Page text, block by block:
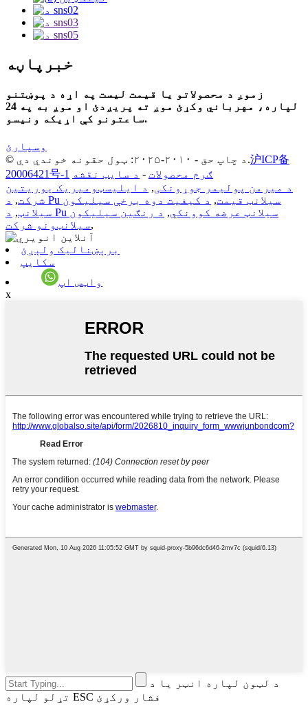
خبرپاڼه
زموږ د محصولاتو یا قیمت لیست په اړه د پوښتنو
لپاره، مهرباني وکړئ موږ ته پریږدئ او موږ به په 24
ساعتونو کې اړیکه ونیسو.
وسپارئ
© د چاپ حق - ۲۰۱۰-۲۰۲۵: ټول حقونه خوندي دي.沪ICP备
20006421号-1
ګرم محصولات - د سایټ نقشه
د میرمن پولیمر جوړونکی, د ایلیسټومیریک یوریتین
شرکت, د Pu سیلانټ قیمت, د کیفیت دوه برخې سیلیکون
سیلانټ, د Pu سیلانټ عرضه کوونکي, د رنګین سیلیکون
سیلانټونو شرکت,
برېښنالیک ولېږئ
سکایپ
واټس اپ
x
د لټون لپاره انټر یا د
تړلو لپاره ESC فشار ورکړئ